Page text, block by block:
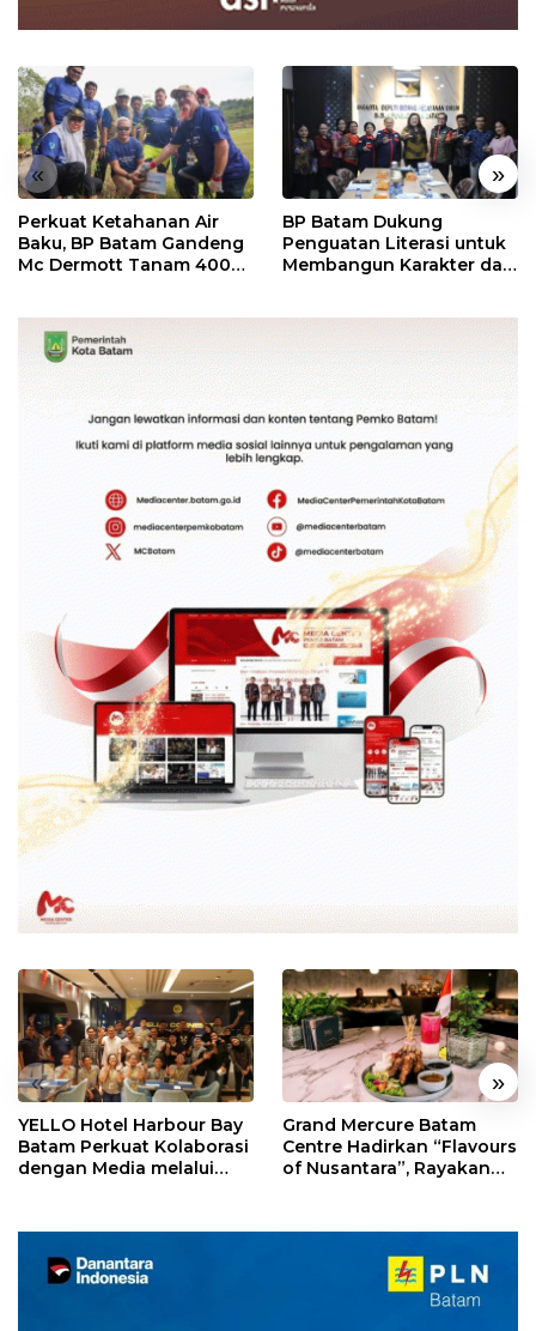
« »
Perkuat Ketahanan Air
Baku, BP Batam Gandeng
Mc Dermott Tanam 400
BP Batam Dukung
Penguatan Literasi untuk
Membangun Karakter dan
« »
YELLO Hotel Harbour Bay
Batam Perkuat Kolaborasi
dengan Media melalui
Grand Mercure Batam
Centre Hadirkan “Flavours
of Nusantara”, Rayakan